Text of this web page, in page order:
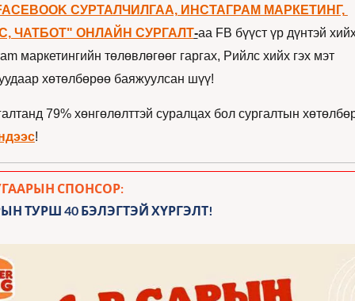
СУРТАЛЧИЛГАА, ИНСТАГРАМ МАРКЕТИНГ,
ЧАТБОТ" ОНЛАЙН СУРГАЛТ-аа FB бүүст үр дүнтэй
маркетингийн төлөвлөгөөг гаргах, Рийлс хийх гэх мэт
хөтөлбөрөө баяжуулсан шүү!
79% хөнгөлөлттэй суралцах бол сургалтын
!
СПОНСОР:
ТУРШ 40 БЭЛЭГТЭЙ ХҮРГЭЛТ!